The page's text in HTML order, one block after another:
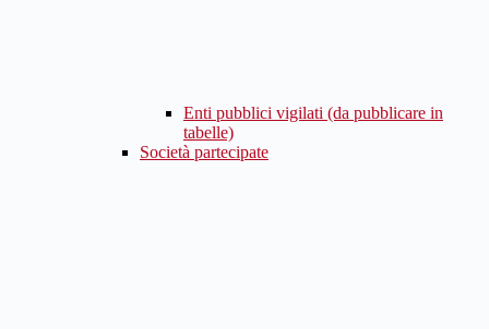
Enti pubblici vigilati (da pubblicare in
tabelle)
Società partecipate